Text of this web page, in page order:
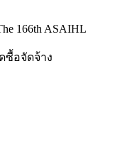
166th ASAIHL
ซื้อจัดจ้าง